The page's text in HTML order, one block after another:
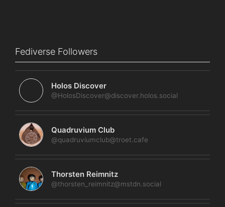
Fediverse Followers
Holos Discover
@HolosDiscover@discover.holos.social
Quadruvium Club
@quadruviumclub@troet.cafe
Thorsten Reimnitz
@thorsten_reimnitz@mstdn.social